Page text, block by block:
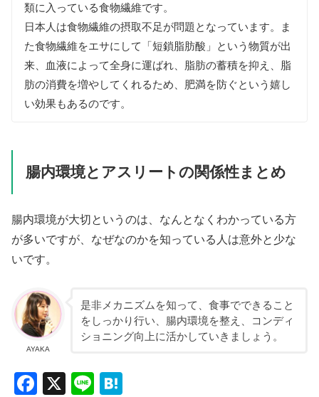
類に入っている食物繊維です。
日本人は食物繊維の摂取不足が問題となっています。ま
た食物繊維をエサにして「短鎖脂肪酸」という物質が出
来、血液によって全身に運ばれ、脂肪の蓄積を抑え、脂
肪の消費を増やしてくれるため、肥満を防ぐという嬉し
い効果もあるのです。
腸内環境とアスリートの関係性まとめ
腸内環境が大切というのは、なんとなくわかっている方
が多いですが、なぜなのかを知っている人は意外と少な
いです。
AYAKA
是非メカニズムを知って、食事でできること
をしっかり行い、腸内環境を整え、コンディ
ショニング向上に活かしていきましょう。
F
X
Li